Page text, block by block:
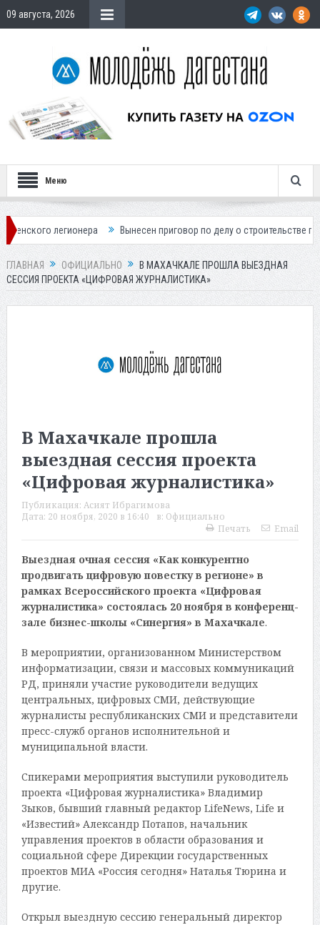
09 августа, 2026
Меню
Вынесен приговор по делу о строительстве гостиницы у
ГЛАВНАЯ ОФИЦИАЛЬНО
В МАХАЧКАЛЕ ПРОШЛА ВЫЕЗДНАЯ
СЕССИЯ ПРОЕКТА «ЦИФРОВАЯ ЖУРНАЛИСТИКА»
В Махачкале прошла
выездная сессия проекта
«Цифровая журналистика»
Публикация: Асият Ибрагимова
Дата: 20 ноября, 2020 в 16:40 в: Официально
Печать
Email
Выездная очная сессия «Как конкурентно
продвигать цифровую повестку в регионе» в
рамках Всероссийского проекта «Цифровая
журналистика» состоялась 20 ноября в конференц-
зале бизнес-школы «Синергия» в Махачкале.
В мероприятии, организованном Министерством
информатизации, связи и массовых коммуникаций
РД, приняли участие руководители ведущих
центральных, цифровых СМИ, действующие
журналисты республиканских СМИ и представители
пресс-служб органов исполнительной и
муниципальной власти.
Спикерами мероприятия выступили руководитель
проекта «Цифровая журналистика» Владимир
Зыков, бывший главный редактор LifeNews, Life и
«Известий» Александр Потапов, начальник
управления проектов в области образования и
социальной сфере Дирекции государственных
проектов МИА «Россия сегодня» Наталья Тюрина и
другие.
Открыл выездную сессию генеральный директор